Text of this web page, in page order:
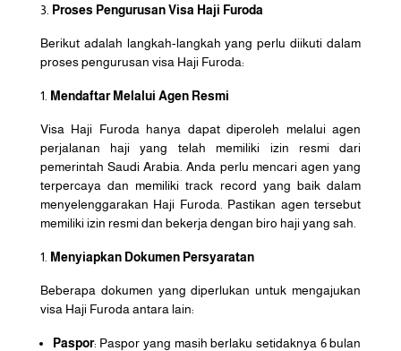
Proses Pengurusan Visa Haji Furoda
Berikut adalah langkah-langkah yang perlu diikuti dalam
proses pengurusan visa Haji Furoda:
Mendaftar Melalui Agen Resmi
Visa Haji Furoda hanya dapat diperoleh melalui agen
perjalanan haji yang telah memiliki izin resmi dari
pemerintah Saudi Arabia. Anda perlu mencari agen yang
terpercaya dan memiliki track record yang baik dalam
menyelenggarakan Haji Furoda. Pastikan agen tersebut
memiliki izin resmi dan bekerja dengan biro haji yang sah.
Menyiapkan Dokumen Persyaratan
Beberapa dokumen yang diperlukan untuk mengajukan
visa Haji Furoda antara lain:
Paspor: Paspor yang masih berlaku setidaknya 6 bulan